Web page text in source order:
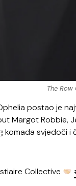
The Row
postao je
Margot Robbie,
svjedoči
Collective